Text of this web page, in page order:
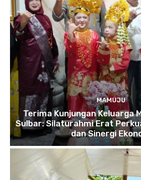
MAMUJU
Terima Kunjungan Keluarga
Sulbar: Silaturahmi Erat
dan Sinergi